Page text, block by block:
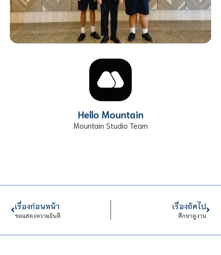
Hello Mountain
Mountain Studio Team
เรื่องก่อนหน้า
ขอแสดงความยินดี
เรื่องถัดไป
ศึกษาดูงาน